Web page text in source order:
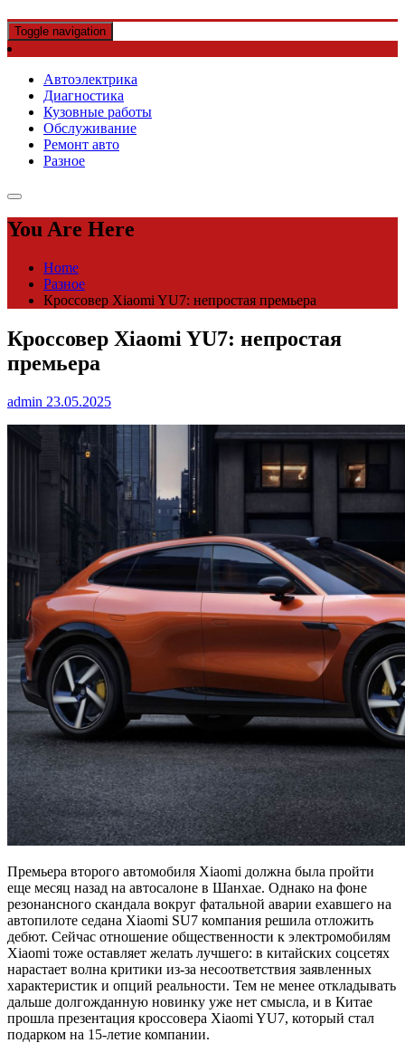
Toggle navigation
Автоэлектрика
Диагностика
Кузовные работы
Обслуживание
Ремонт авто
Разное
You Are Here
Home
Разное
Кроссовер Xiaomi YU7: непростая премьера
Кроссовер Xiaomi YU7: непростая
премьера
admin 23.05.2025
Премьера второго автомобиля Xiaomi должна была пройти
еще месяц назад на автосалоне в Шанхае. Однако на фоне
резонансного скандала вокруг фатальной аварии ехавшего на
автопилоте седана Xiaomi SU7 компания решила отложить
дебют. Сейчас отношение общественности к электромобилям
Xiaomi тоже оставляет желать лучшего: в китайских соцсетях
нарастает волна критики из-за несоответствия заявленных
характеристик и опций реальности. Тем не менее откладывать
дальше долгожданную новинку уже нет смысла, и в Китае
прошла презентация кроссовера Xiaomi YU7, который стал
подарком на 15-летие компании.